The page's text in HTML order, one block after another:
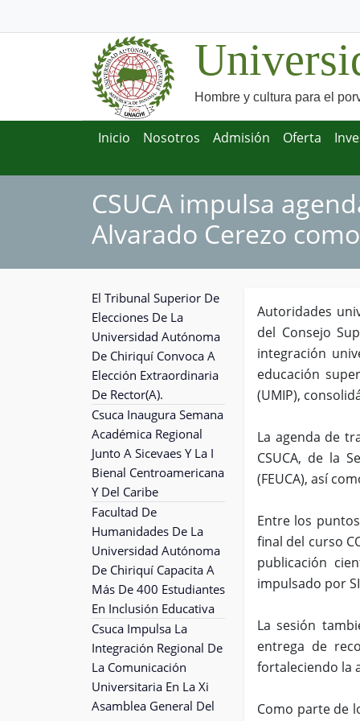
Hombre y cultura para el
Inicio Nosotros Admisión Oferta
CSUCA impulsa
Alvarado Cerezo
El Tribunal Superior De
Elecciones De La
Universidad Autónoma
De Chiriquí Convoca A
Elección Extraordinaria
De Rector(A).
Csuca Inaugura Semana
Académica Regional
Junto A Sicevaes Y La I
Bienal Centroamericana
Y Del Caribe
Facultad De
Humanidades De La
Universidad Autónoma
De Chiriquí Capacita A
Más De 400 Estudiantes
En Inclusión Educativa
Csuca Impulsa La
Integración Regional De
La Comunicación
Universitaria En La Xi
Asamblea General Del
Autoridades
del Consejo
integración
educación
(UMIP),
La agenda de
CSUCA, de la
(FEUCA), así
Entre los
final del curso
publicación
impulsado por
La sesión
entrega de
fortaleciendo la
Como parte de